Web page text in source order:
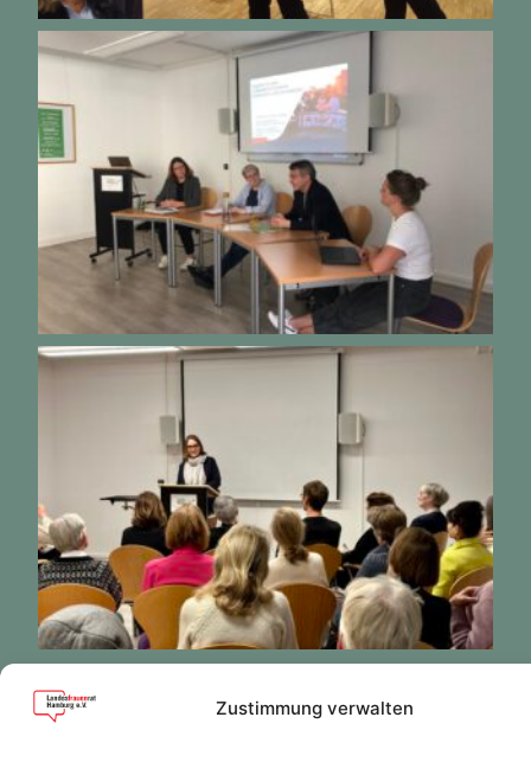
Zustimmung verwalten